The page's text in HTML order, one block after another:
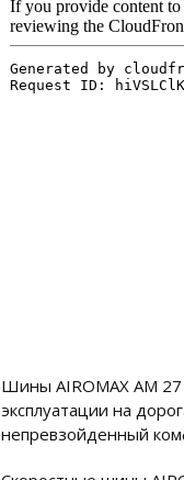
Шины AIROMAX AM
эксплуатации на
непревзойденный